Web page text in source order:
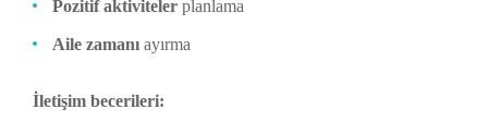
Pozitif aktiviteler planlama
Aile zamanı ayırma
İletişim becerileri: